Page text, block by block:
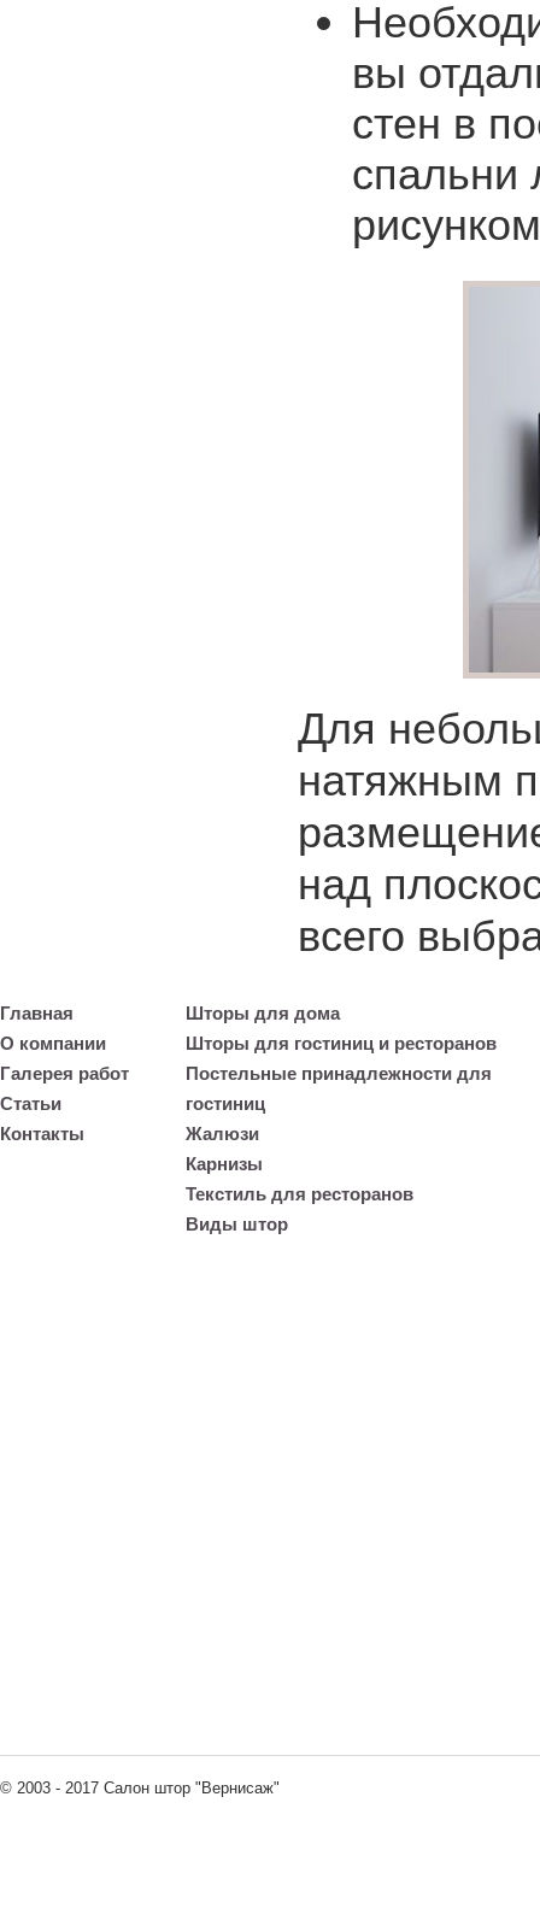
вы
стен в
спальни
Для
натяжным
над
всего
Главная
О компании
Галерея работ
Статьи
Контакты
Шторы для дома
Шторы для гостиниц и ресторанов
Постельные принадлежности для
гостиниц
Жалюзи
Карнизы
Текстиль для ресторанов
Виды штор
© 2003 - 2017 Салон штор "Вернисаж"